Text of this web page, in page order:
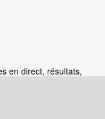
en direct, résultats,